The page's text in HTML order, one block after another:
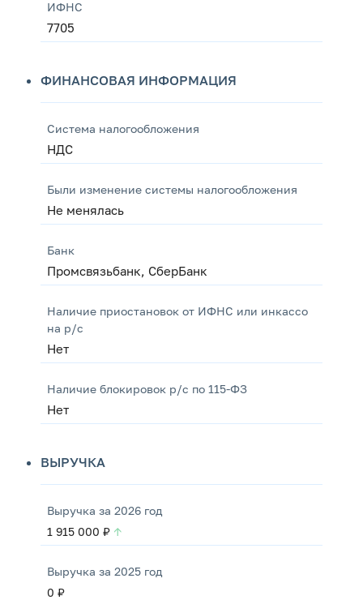
ИФНС
7705
ФИНАНСОВАЯ ИНФОРМАЦИЯ
Система налогообложения
НДС
Были изменение системы налогообложения
Не менялась
Банк
Промсвязьбанк, СберБанк
Наличие приостановок от ИФНС или инкассо
на р/с
Нет
Наличие блокировок р/с по 115-ФЗ
Нет
ВЫРУЧКА
Выручка за 2026 год
1 915 000 ₽ ↑
Выручка за 2025 год
0 ₽